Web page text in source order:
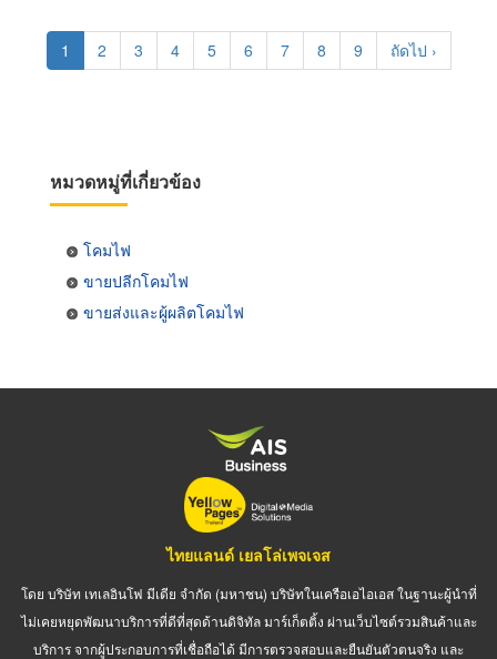
Pagination
Current
page
1 Page
2 Page
3 Page
4 Page
5 Page
6 Page
7 Page
8 Page
9
Next
page
ถัดไป ›
หมวดหมู่ที่เกี่ยวข้อง
โคมไฟ
ขายปลีกโคมไฟ
ขายส่งและผู้ผลิตโคมไฟ
ไทยแลนด์ เยลโล่เพจเจส
โดย บริษัท เทเลอินโฟ มีเดีย จำกัด (มหาชน) บริษัทในเครือเอไอเอส ในฐานะผู้นำที่
ไม่เคยหยุดพัฒนาบริการที่ดีที่สุดด้านดิจิทัล มาร์เก็ตติ้ง ผ่านเว็บไซต์รวมสินค้าและ
บริการ จากผู้ประกอบการที่เชื่อถือได้ มีการตรวจสอบและยืนยันตัวตนจริง และ